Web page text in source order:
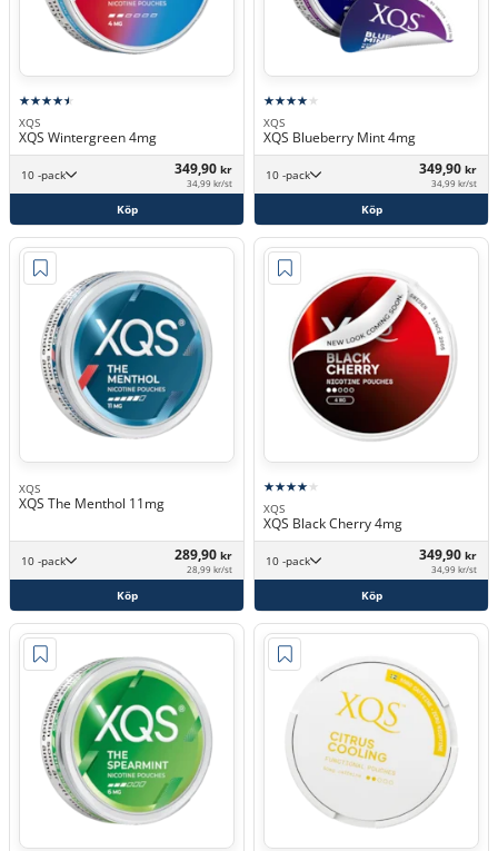
XQS
XQS Wintergreen 4mg
10 -pack 349,90 kr
34,99 kr/st
Köp
XQS
XQS Blueberry Mint 4mg
10 -pack 349,90 kr
34,99 kr/st
Köp
XQS
XQS The Menthol 11mg
10 -pack 289,90 kr
28,99 kr/st
Köp
XQS
XQS Black Cherry 4mg
10 -pack 349,90 kr
34,99 kr/st
Köp